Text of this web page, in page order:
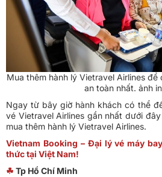
Mua thêm hành lý Vietravel Airlines
an toàn nhất. ảnh
Ngay từ bây giờ hành khách có thể
vé Vietravel Airlines gần nhất dưới
mua thêm hành lý Vietravel Airlines.
Vietnam Booking – Đại lý vé máy
thức tại Việt Nam!
☘ Tp Hồ Chí Minh